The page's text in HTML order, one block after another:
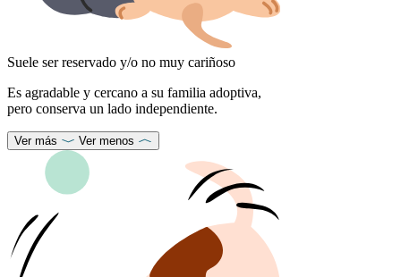
Suele ser reservado y/o no muy cariñoso
Es agradable y cercano a su familia adoptiva,
pero conserva un lado independiente.
Ver más Ver menos